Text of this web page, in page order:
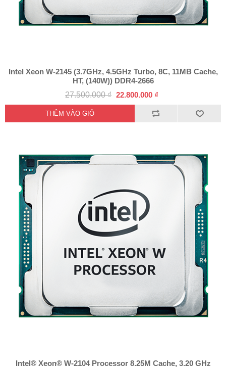
Intel Xeon W-2145 (3.7GHz, 4.5GHz Turbo, 8C, 11MB Cache,
HT, (140W)) DDR4-2666
27.500.000 ₫ 22.800.000 ₫
Intel® Xeon® W-2104 Processor 8.25M Cache, 3.20 GHz